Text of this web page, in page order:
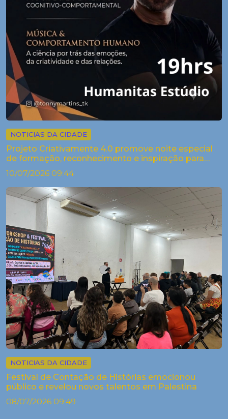
NOTICIAS DA CIDADE
Projeto Criativamente 4.0 promove noite especial
de formação, reconhecimento e inspiração para
artistas de Palestina
10/07/2026 09:44
NOTICIAS DA CIDADE
Festival de Contação de Histórias emocionou
público e revelou novos talentos em Palestina
08/07/2026 09:49